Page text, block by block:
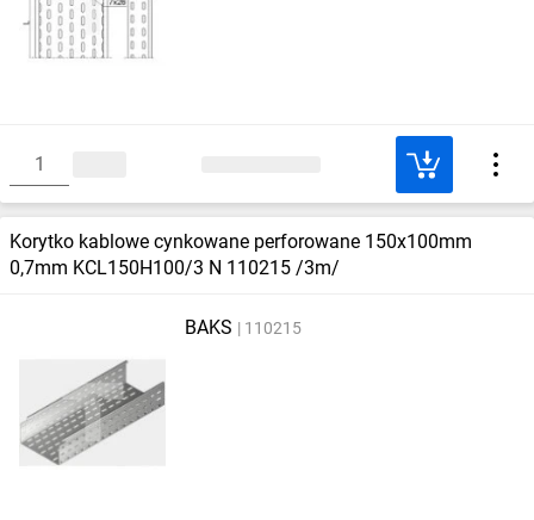
Korytko kablowe cynkowane perforowane 150x100mm
0,7mm KCL150H100/3 N 110215 /3m/
BAKS 110215